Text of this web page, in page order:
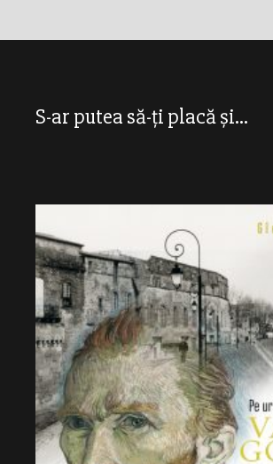
S-ar putea să-ți placă și...